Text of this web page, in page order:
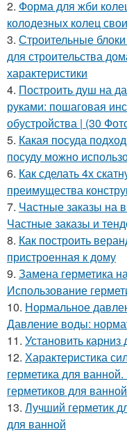
2. Форма для жби
колодезных колец
3. Строительные
для строительства
характеристики
4. Построить душ на
руками: пошаговая
обустройства | (30
5. Какая посуда
посуду можно
6. Как сделать 4х
преимущества
7. Частные заказы на
Частные заказы и
8. Как построить
пристроенная к дому
9. Замена герметика
Использование
10. Нормальное
Давление воды:
11. Установить
12. Характеристика
герметика для
герметиков для
13. Лучший герметик
для ванной